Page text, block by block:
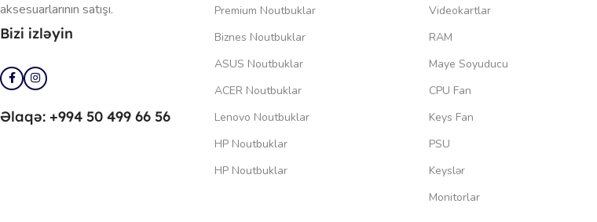
aksesuarlarının satışı.
Bizi izləyin
Əlaqə: +994 50 499 66 56
Premium Noutbuklar
Biznes Noutbuklar
ASUS Noutbuklar
ACER Noutbuklar
Lenovo Noutbuklar
HP Noutbuklar
HP Noutbuklar
Videokartlar
RAM
Maye Soyuducu
CPU Fan
Keys Fan
PSU
Keyslər
Monitorlar